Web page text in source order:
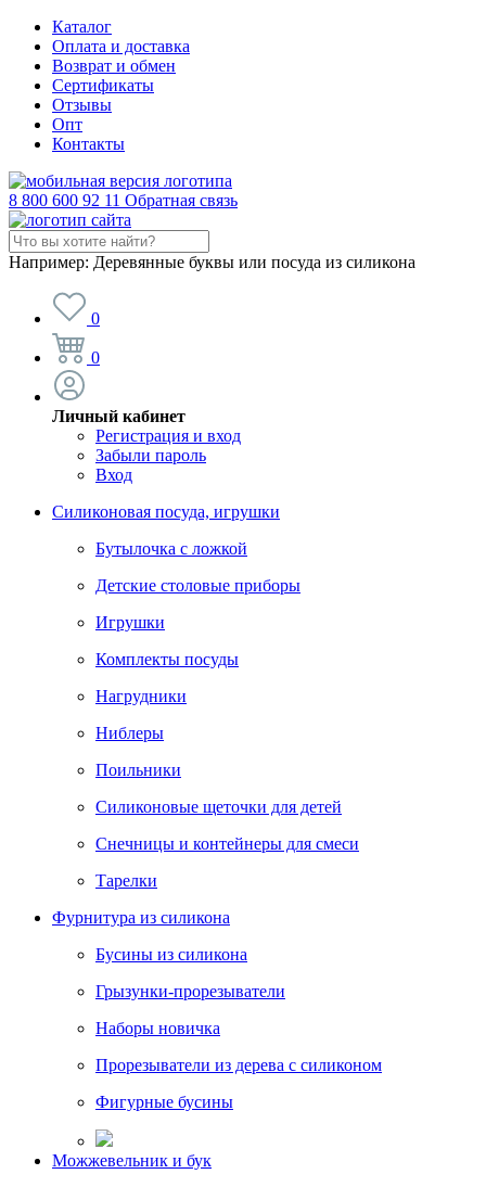
Каталог
Оплата и доставка
Возврат и обмен
Сертификаты
Отзывы
Опт
Контакты
8 800 600 92 11 Обратная связь
Например: Деревянные буквы или посуда из силикона
0
0
Личный кабинет
Регистрация и вход
Забыли пароль
Вход
Силиконовая посуда, игрушки
Бутылочка с ложкой
Детские столовые приборы
Игрушки
Комплекты посуды
Нагрудники
Ниблеры
Поильники
Силиконовые щеточки для детей
Снечницы и контейнеры для смеси
Тарелки
Фурнитура из силикона
Бусины из силикона
Грызунки-прорезыватели
Наборы новичка
Прорезыватели из дерева с силиконом
Фигурные бусины
Можжевельник и бук